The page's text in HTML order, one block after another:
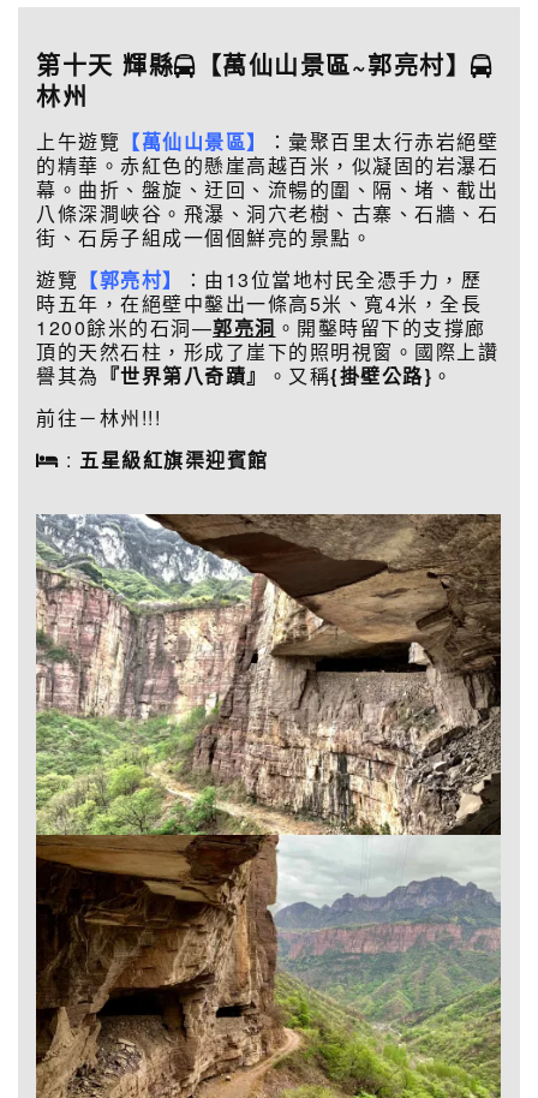
第十天 輝縣
【萬仙山景區~郭亮村】
林州
上午遊覽 【萬仙山景區】
：彙聚百里太行赤岩絕壁
的精華。赤紅色的懸崖高越百米，似凝固的岩瀑石
幕。曲折、盤旋、迂回、流暢的圍、隔、堵、截出
八條深澗峽谷。飛瀑、洞穴老樹、古寨、石牆、石
街、石房子組成一個個鮮亮的景點。
遊覽 【郭亮村】
：由13位當地村民全憑手力，歷
時五年，在絕壁中鑿出一條高5米、寬4米，全長
1200餘米的石洞—郭亮洞 。開鑿時留下的支撐廊
頂的天然石柱，形成了崖下的照明視窗。國際上讚
譽其為 『世界第八奇蹟』 。又稱{掛壁公路} 。
前往－林州!!!
: 五星級紅旗渠迎賓館